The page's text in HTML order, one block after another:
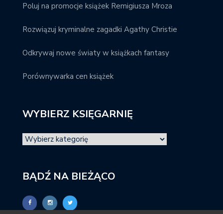
Poluj na promocje książek Remigiusza Mroza
Rozwiązuj kryminalne zagadki Agathy Christie
Odkrywaj nowe światy w książkach fantasy
Porównywarka cen książek
WYBIERZ KSIĘGARNIĘ
BĄDŹ NA BIEŻĄCO